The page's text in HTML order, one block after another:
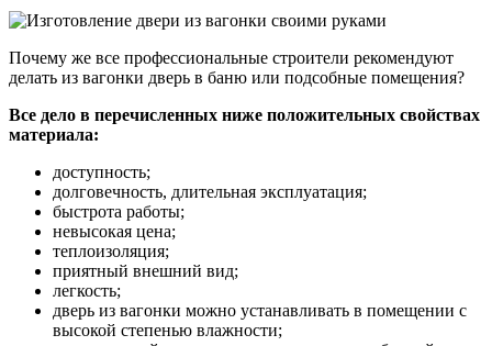
Почему же все профессиональные строители рекомендуют
делать из вагонки дверь в баню или подсобные помещения?
Все дело в перечисленных ниже положительных свойствах
материала:
доступность;
долговечность, длительная эксплуатация;
быстрота работы;
невысокая цена;
теплоизоляция;
приятный внешний вид;
легкость;
дверь из вагонки можно устанавливать в помещении с
высокой степенью влажности;